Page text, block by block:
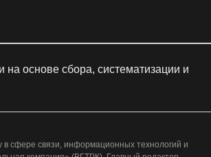
основе сбора, систематизации и
сфере связи, информационных технологий и